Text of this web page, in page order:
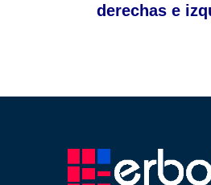
derechas e